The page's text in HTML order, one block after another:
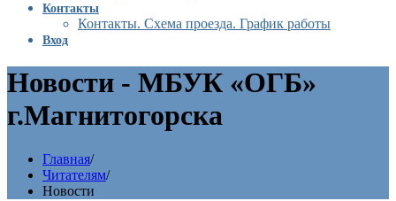
Контакты
Контакты. Схема проезда. График работы
Вход
Новости - МБУК «ОГБ»
г.Магнитогорска
Главная/
Читателям/
Новости